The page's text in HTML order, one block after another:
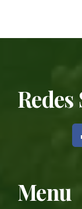
Redes
Menu